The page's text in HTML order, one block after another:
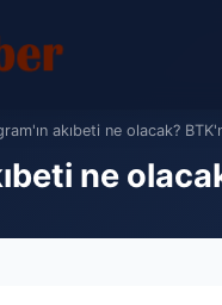
akıbeti ne olacak?
ne